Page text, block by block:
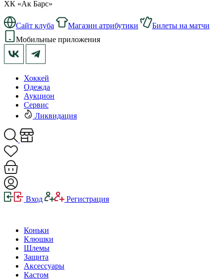
ХК «Ак Барс»
Сайт клуба Магазин атрибутики
Билеты на матчи
Мобильные приложения
Хоккей
Одежда
Аукцион
Сервис
Ликвидация
Вход Регистрация
Коньки
Клюшки
Шлемы
Защита
Аксессуары
Кастом